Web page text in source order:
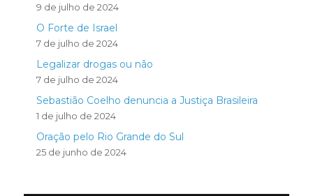
9 de julho de 2024
O Forte de Israel
7 de julho de 2024
Legalizar drogas ou não
7 de julho de 2024
Sebastião Coelho denuncia a Justiça Brasileira
1 de julho de 2024
Oração pelo Rio Grande do Sul
25 de junho de 2024